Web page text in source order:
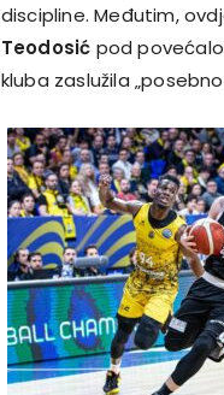
discipline. Međutim,
Teodosić pod
kluba zaslužila